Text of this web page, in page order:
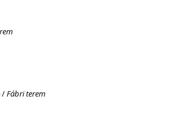
/Fábri terem